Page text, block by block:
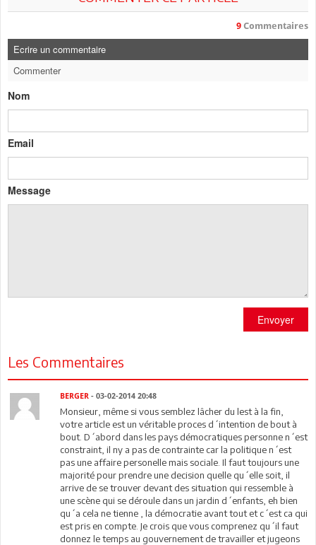
9 Commentaires
Ecrire un commentaire
Commenter
Nom
Email
Message
Envoyer
Les Commentaires
BERGER - 03-02-2014 20:48
Monsieur, même si vous semblez lâcher du lest à la fin,
votre article est un véritable proces d´intention de bout à
bout. D´abord dans les pays démocratiques personne n´est
constraint, il ny a pas de contrainte car la politique n´est
pas une affaire personelle mais sociale. Il faut toujours une
majorité pour prendre une decision quelle qu´elle soit, il
arrive de se trouver devant des situation qui ressemble à
une scène qui se déroule dans un jardin d´enfants, eh bien
qu´a cela ne tienne , la démocratie avant tout et c´est ca qui
est pris en compte. Je crois que vous comprenez qu´il faut
donnez le temps au gouvernement de travailler et jugeons